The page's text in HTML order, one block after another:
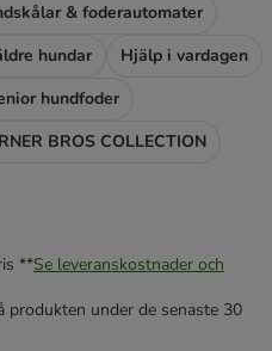
& foderautomater
hundar
Hjälp i vardagen
hundfoder
BROS COLLECTION
**Se leveranskostnader och
produkten under de senaste 30